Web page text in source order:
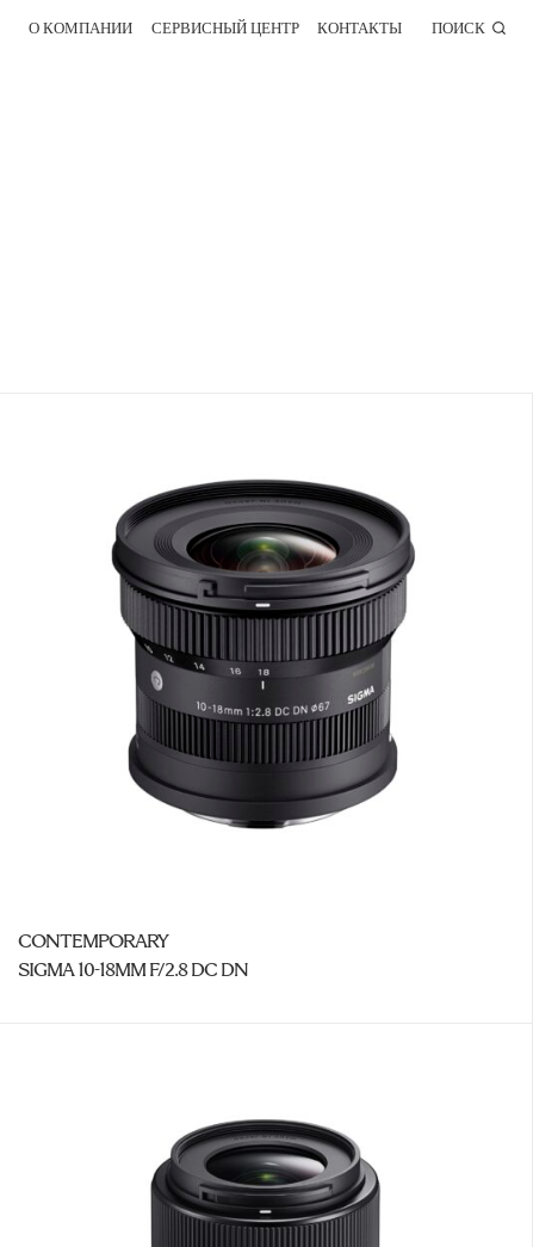
О КОМПАНИИ СЕРВИСНЫЙ ЦЕНТР КОНТАКТЫ ПОИСК
CONTEMPORARY
SIGMA 10-18MM F/2.8 DC DN